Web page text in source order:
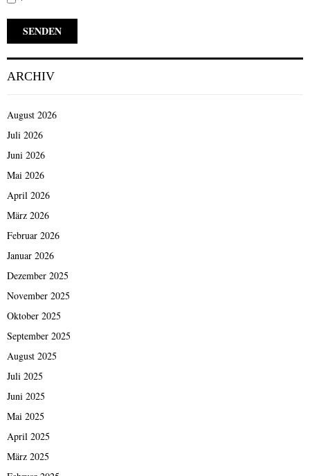
ARCHIV
August 2026
Juli 2026
Juni 2026
Mai 2026
April 2026
März 2026
Februar 2026
Januar 2026
Dezember 2025
November 2025
Oktober 2025
September 2025
August 2025
Juli 2025
Juni 2025
Mai 2025
April 2025
März 2025